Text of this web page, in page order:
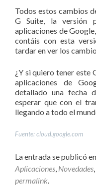
Todos estos cambios
G Suite, la versión
aplicaciones de
contáis con esta
tardar en ver los
¿Y si quiero tener este
aplicaciones de
detallado una fecha
esperar que con el
llegando a todo el
Fuente: cloud.google.com
La entrada se publicó en
Aplicaciones, Novedades,
permalink.